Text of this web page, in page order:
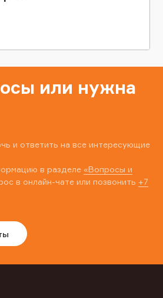
или нужна
и ответить на все интересующие
в разделе «Вопросы и
в онлайн-чате или позвонить +7